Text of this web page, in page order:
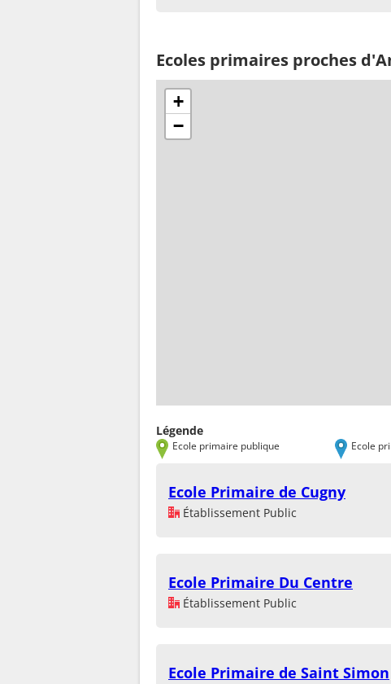
Ecoles primaires proches
+
−
Légende
Ecole primaire publique Ecole
Ecole Primaire de Cugny
Établissement Public
Ecole Primaire Du Centre
Établissement Public
Ecole Primaire de Saint Simon